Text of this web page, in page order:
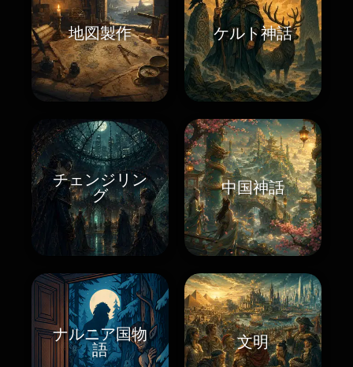
地図製作 ケルト神話
チェンジリン
グ
中国神話
ナルニア国物
語
文明